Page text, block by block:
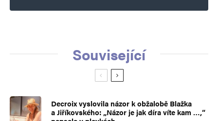
Související
Decroix vyslovila názor k obžalobě Blažka
a Jiříkovského: „Názor je jak díra víte kam …,“